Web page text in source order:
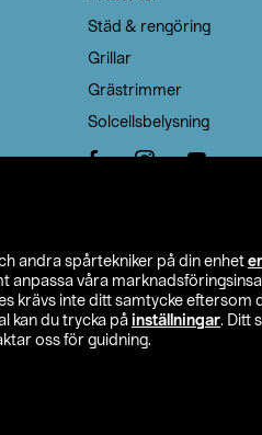
andra spårtekniker på din enhet
våra
krävs inte ditt samtycke eftersom
kan du trycka på inställningar. Ditt
oss för guidning.
Städ & rengöring
Grillar
Grästrimmer
Solcellsbelysning